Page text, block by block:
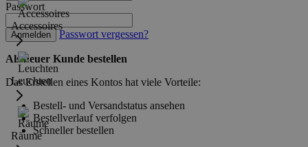
Accessoires
Leuchten
Räume
Passwort
Anmelden Passwort vergessen?
Als neuer Kunde bestellen
Das Erstellen eines Kontos hat viele Vorteile:
Bestell- und Versandstatus ansehen
Bestellverlauf verfolgen
Schneller bestellen